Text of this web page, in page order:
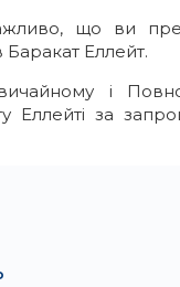
що ви
Баракат Еллейт.
і
Еллейті за